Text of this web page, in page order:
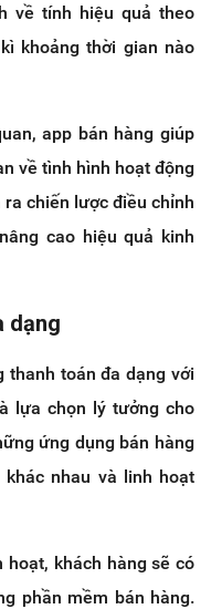
về tính hiệu quả theo
khoảng thời gian nào
app bán hàng giúp
về tình hình hoạt động
chiến lược điều chỉnh
cao hiệu quả kinh
dạng
thanh toán đa dạng với
lựa chọn lý tưởng cho
ứng dụng bán hàng
nhau và linh hoạt
hoạt, khách hàng sẽ có
phần mềm bán hàng.